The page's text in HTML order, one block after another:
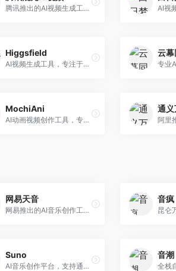
腾讯推出的AI视频生成工具，基于混元大模型。面向腾讯生态用户和内容创作者，支持文生视频、视频编辑等功能，与腾讯产品生态深度整合。
Higgsfield
AI视频生成工具，专注于高质量视频内容创作。面向视频创作者和营销人员，支持文生视频、视频编辑等功能，视频效果逼真，适合商业应用。
云
MochiAni
AI动画视频创作工具，专注于动画内容生成。面向动画创作者和二次元内容生产者，支持动画风格视频生成，动画效果流畅，适合动漫内容创作。
通
网易天音
网易推出的AI音乐创作工具，支持作词、作曲与编曲。面向音乐爱好者和独立音乐人，提供歌词生成、旋律创作、编曲制作等服务，与网易云音乐生态深度整合。
音疯
Suno
AI音乐创作平台，支持通过文字描述生成完整歌曲，包含歌词、旋律和人声。面向音乐爱好者、内容创作者和独立音乐人，操作门槛低，创作速度快，支持多种音乐风格，为音乐创作带来全新可能。
音潮